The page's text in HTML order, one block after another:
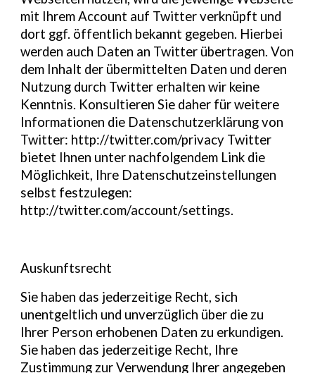
mit Ihrem Account auf Twitter verknüpft und
dort ggf. öffentlich bekannt gegeben. Hierbei
werden auch Daten an Twitter übertragen. Von
dem Inhalt der übermittelten Daten und deren
Nutzung durch Twitter erhalten wir keine
Kenntnis. Konsultieren Sie daher für weitere
Informationen die Datenschutzerklärung von
Twitter: http://twitter.com/privacy Twitter
bietet Ihnen unter nachfolgendem Link die
Möglichkeit, Ihre Datenschutzeinstellungen
selbst festzulegen:
http://twitter.com/account/settings.
Auskunftsrecht
Sie haben das jederzeitige Recht, sich
unentgeltlich und unverzüglich über die zu
Ihrer Person erhobenen Daten zu erkundigen.
Sie haben das jederzeitige Recht, Ihre
Zustimmung zur Verwendung Ihrer angegeben